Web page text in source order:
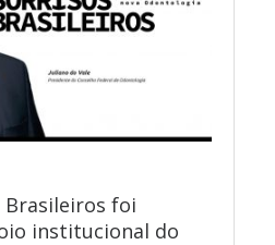
Brasileiros foi
institucional do